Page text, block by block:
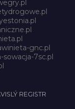
gnc.pl
sowacja-7sc.pl
REGISTR